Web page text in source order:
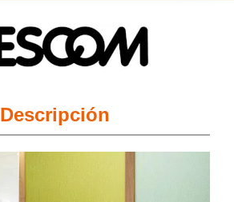
Descripción